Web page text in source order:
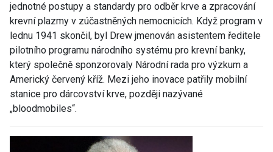
jednotné postupy a standardy pro odběr krve a zpracování
krevní plazmy v zúčastněných nemocnicích. Když program v
lednu 1941 skončil, byl Drew jmenován asistentem ředitele
pilotního programu národního systému pro krevní banky,
který společně sponzorovaly Národní rada pro výzkum a
Americký červený kříž. Mezi jeho inovace patřily mobilní
stanice pro dárcovství krve, později nazývané
„bloodmobiles“.